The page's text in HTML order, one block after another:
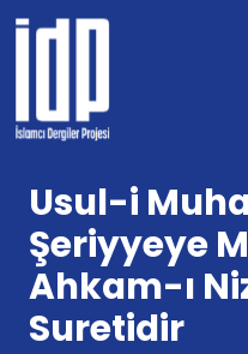
Usul-i
Şeriyyeye
Ahkam-ı
Suretidir